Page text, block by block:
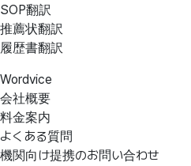
SOP翻訳
推薦状翻訳
履歴書翻訳
Wordvice
会社概要
料金案内
よくある質問
機関向け提携のお問い合わせ